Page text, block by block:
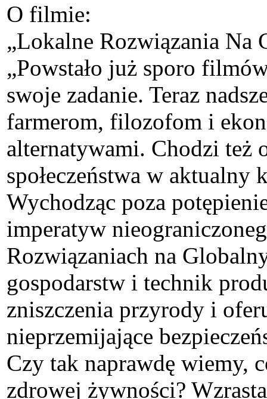
O filmie:
„Lokalne Rozwiązania Na
„Powstało już sporo
swoje zadanie. Teraz
farmerom, filozofom i
alternatywami. Chodzi też
społeczeństwa w
Wychodząc poza
imperatyw
Rozwiązaniach na
gospodarstw i technik
zniszczenia przyrody i
nieprzemijające
Czy tak naprawdę wiemy,
zdrowej żywności?